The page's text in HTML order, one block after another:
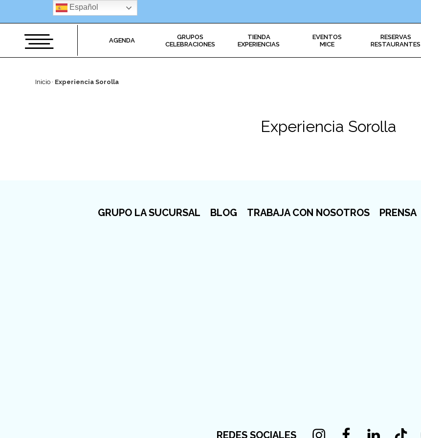
AGENDA
GRUPOS
CELEBRACIONES
TIENDA
EXPERIENCIAS
EVENTOS
MICE
RESERVAS
RESTAURANTES
Inicio · Experiencia Sorolla
Experiencia Sorolla
GRUPO LA SUCURSAL BLOG TRABAJA CON NOSOTROS PRENSA
REDES SOCIALES
InstagramFacebookLinkedin Tiktok
Español